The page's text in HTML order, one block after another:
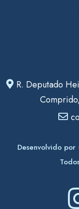
R. Deputado
Desenvolvido por